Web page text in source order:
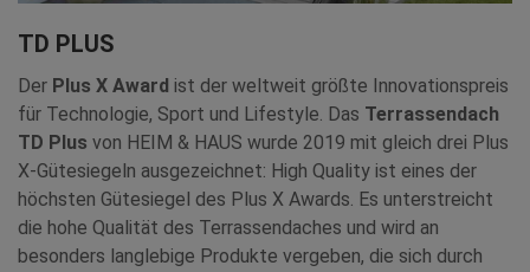
TD PLUS
Der Plus X Award ist der weltweit größte Innovationspreis
für Technologie, Sport und Lifestyle. Das Terrassendach
TD Plus von HEIM & HAUS wurde 2019 mit gleich drei Plus
X-Gütesiegeln ausgezeichnet: High Quality ist eines der
höchsten Gütesiegel des Plus X Awards. Es unterstreicht
die hohe Qualität des Terrassendaches und wird an
besonders langlebige Produkte vergeben, die sich durch